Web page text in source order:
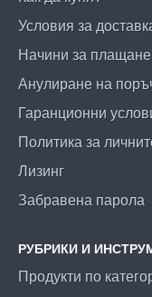
Условия за
Начини за плащане
Анулиране на
Гаранционни
Политика за
Лизинг
Забравена парола
РУБРИКИ И
Продукти по